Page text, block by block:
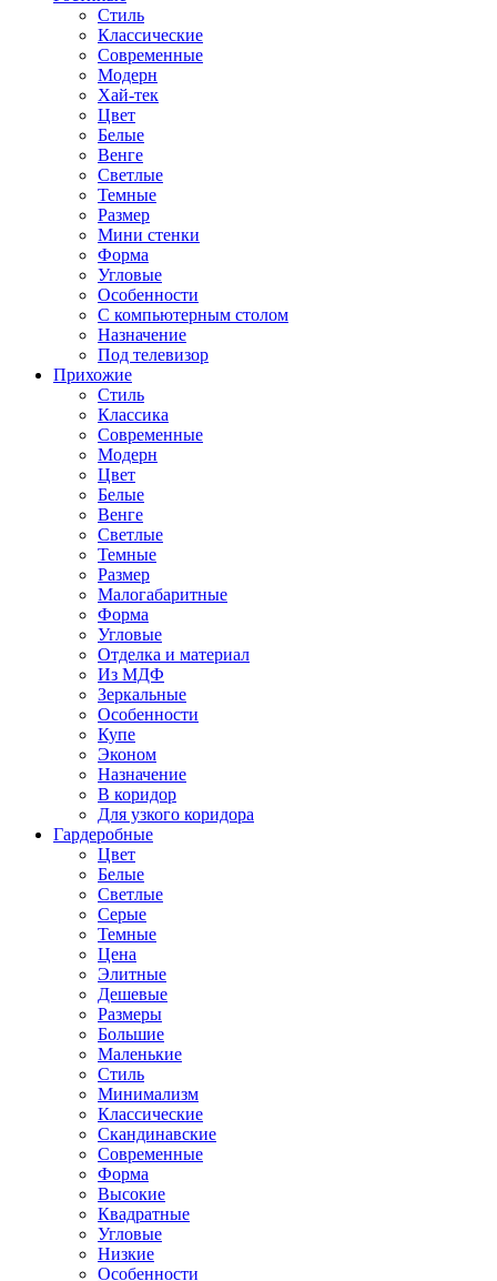
Стиль
Классические
Современные
Модерн
Хай-тек
Цвет
Белые
Венге
Светлые
Темные
Размер
Мини стенки
Форма
Угловые
Особенности
С компьютерным столом
Назначение
Под телевизор
Прихожие
Стиль
Классика
Современные
Модерн
Цвет
Белые
Венге
Светлые
Темные
Размер
Малогабаритные
Форма
Угловые
Отделка и материал
Из МДФ
Зеркальные
Особенности
Купе
Эконом
Назначение
В коридор
Для узкого коридора
Гардеробные
Цвет
Белые
Светлые
Серые
Темные
Цена
Элитные
Дешевые
Размеры
Большие
Маленькие
Стиль
Минимализм
Классические
Скандинавские
Современные
Форма
Высокие
Квадратные
Угловые
Низкие
Особенности